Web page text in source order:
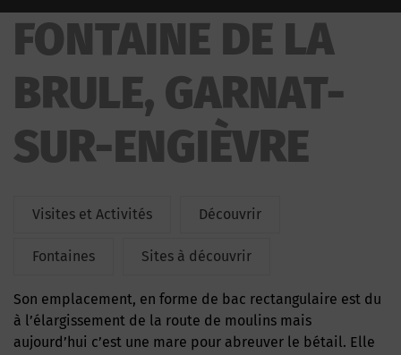
FONTAINE DE LA
BRULE, GARNAT-
SUR-ENGIÈVRE
Visites et Activités Découvrir
Fontaines Sites à découvrir
Son emplacement, en forme de bac rectangulaire est du
à l’élargissement de la route de moulins mais
aujourd’hui c’est une mare pour abreuver le bétail. Elle